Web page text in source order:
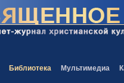
Библиотека Мультимедиа